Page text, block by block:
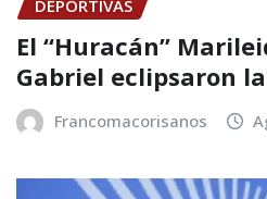
DEPORTIVAS
El “Huracán”
Gabriel eclipsaron
Francomacorisanos